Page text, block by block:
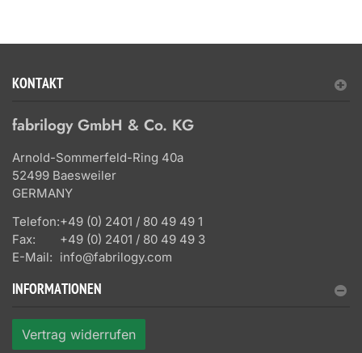
KONTAKT
fabrilogy GmbH & Co. KG
Arnold-Sommerfeld-Ring 40a
52499 Baesweiler
GERMANY
Telefon:+49 (0) 2401 / 80 49 49 1
Fax:
+49 (0) 2401 / 80 49 49 3
E-Mail: info@fabrilogy.com
INFORMATIONEN
Vertrag widerrufen